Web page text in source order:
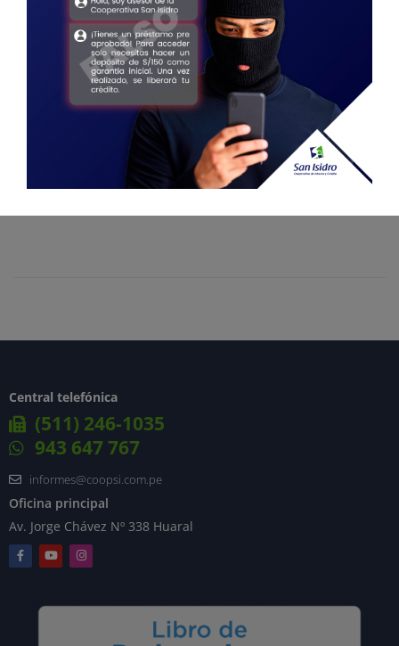
04/21/2022
ALERTA
Tu Cooperativa San Isidro te
informa, para que no seas victima de
0
Central telefónica
(511) 246-1035
943 647 767
informes@coopsi.com.pe
Oficina principal
Av. Jorge Chávez Nº 338 Huaral